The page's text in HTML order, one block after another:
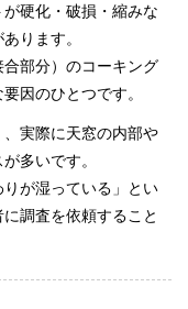
硬化・破損・縮みな
ります。
部分）のコーキング
因のひとつです。
実際に天窓の内部や
多いです。
が湿っている」とい
調査を依頼すること